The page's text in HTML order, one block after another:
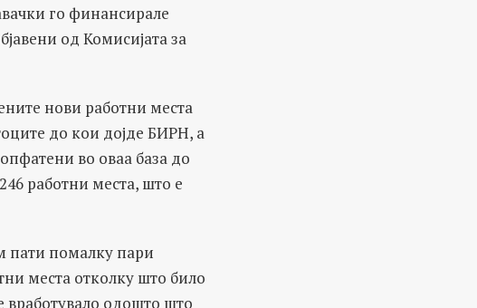
го финансирале
од Комисијата за
нови работни места
до кои дојде БИРН, а
во оваа база до
работни места, што е
пати помалку пари
места отколку што било
вработувало одошто што